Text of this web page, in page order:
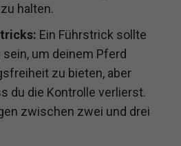
halten.
Ein Führstrick sollte
um deinem Pferd
zu bieten, aber
du die Kontrolle verlierst.
zwischen zwei und drei